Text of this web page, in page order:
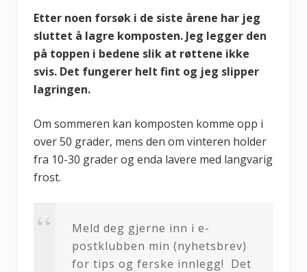
Etter noen forsøk i de siste årene har jeg
sluttet å lagre komposten. Jeg legger den
på toppen i bedene slik at røttene ikke
svis. Det fungerer helt fint og jeg slipper
lagringen.
Om sommeren kan komposten komme opp i
over 50 grader, mens den om vinteren holder
fra 10-30 grader og enda lavere med langvarig
frost.
Meld deg gjerne inn i e-
postklubben min (nyhetsbrev)
for tips og ferske innlegg! Det